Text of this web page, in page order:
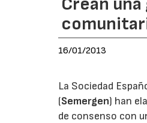
16/01/2013
La Sociedad
(Semergen) han
de consenso con